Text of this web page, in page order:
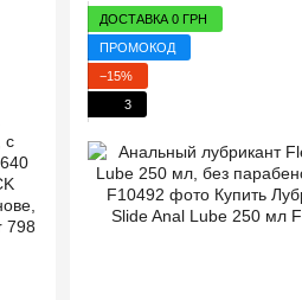
ДОСТАВКА 0 ГРН
ПРОМОКОД
−15%
3